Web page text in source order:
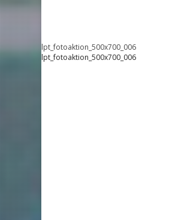
lpt_fotoaktion_500x700_006
lpt_fotoaktion_500x700_006